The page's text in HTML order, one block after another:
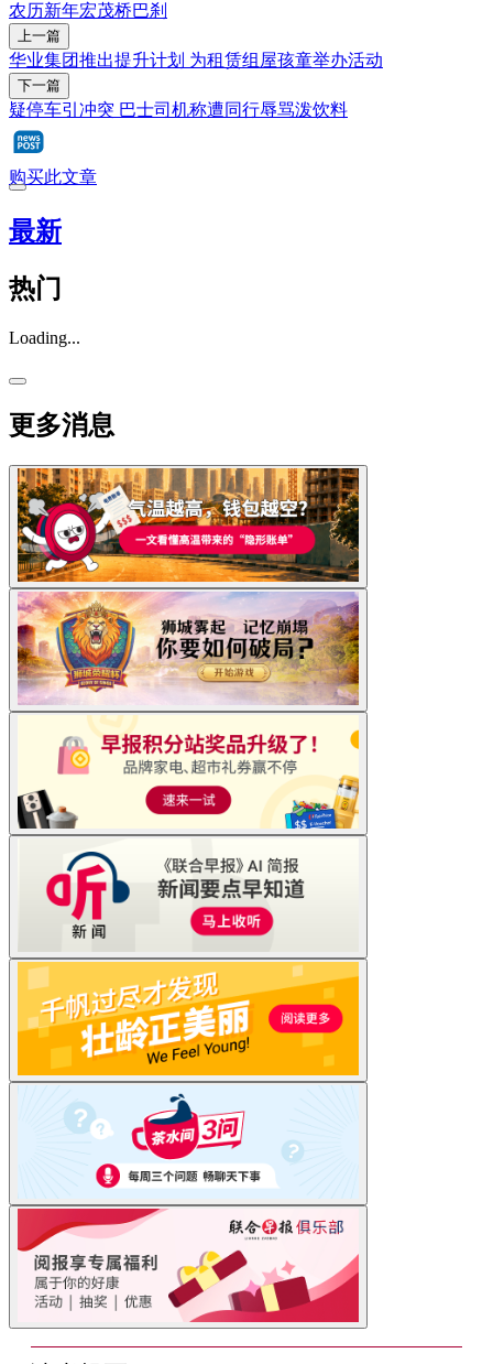
农历新年宏茂桥巴刹
上一篇
华业集团推出提升计划 为租赁组屋孩童举办活动
下一篇
疑停车引冲突 巴士司机称遭同行辱骂泼饮料
购买此文章
最新
热门
Loading...
更多消息